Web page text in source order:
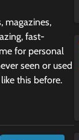
magazines,
fast-
for personal
seen or used
this before.